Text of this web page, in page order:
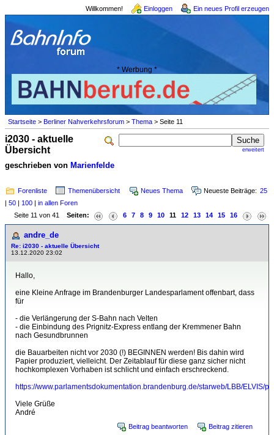
Willkommen! Einloggen Ein neues Profil erzeugen
* Werbung *
Startseite > Berliner Nahverkehrsforum > Thema > Seite 11
erweitert
i2030 - aktuelle
Übersicht
geschrieben von Marienfelde
Forenliste Themenübersicht Neues Thema Neueste Beiträge: 25
| 50 | 100 | in allen Foren
Seite 11 von 41 Seiten: 6 7 8 9 10 11 12 13 14 15 16
andre_de
Re: i2030 - aktuelle Übersicht
13.12.2020 23:02
Hallo,
eine Kleine Anfrage im Brandenburger Landesparlament offenbart, dass
für
- die Verlängerung der S-Bahn nach Velten
- die Einbindung des Prignitz-Express entlang der Kremmener Bahn
nach Gesundbrunnen
die Bauarbeiten nicht vor 2030 (!) BEGINNEN werden! Bis dahin wird
Papier produziert, vielleicht. Der Zeitablauf für diese ganz sicher nicht
hochkomplexen Vorhaben ist schlicht und einfach erschreckend.
https://www.parlamentsdokumentation.brandenburg.de/starweb/LBB/ELVIS/
Viele Grüße
André
Beitrag beantworten Beitrag zitieren